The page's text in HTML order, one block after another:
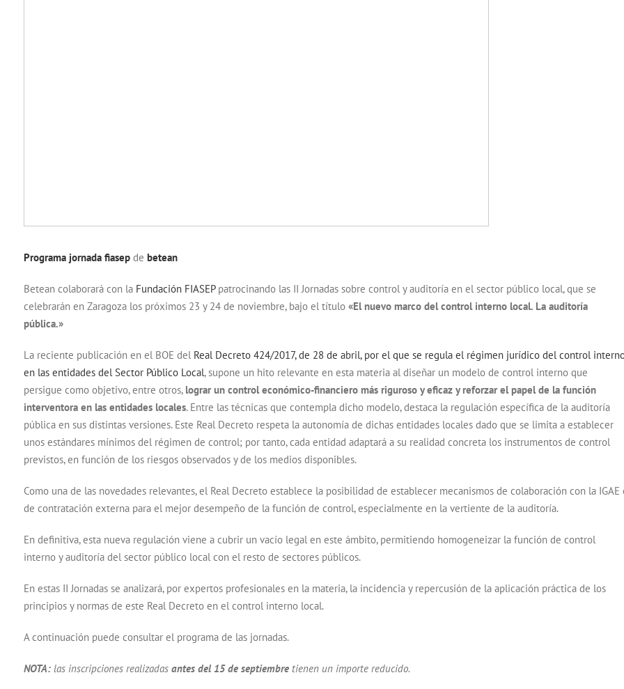
Programa jornada fiasep de betean
Betean colaborará con la Fundación FIASEPpatrocinando las II Jornadas sobre control y auditoría en el sector público local, que se
celebrarán en Zaragoza los próximos 23 y 24 de noviembre, bajo el título «El nuevo marco del control interno local. La auditoría
pública.»
La reciente publicación en el BOE del Real Decreto 424/2017, de 28 de abril, por el que se regula el régimen jurídico del control
en las entidades del Sector Público Local, supone un hito relevante en esta materia al diseñar un modelo de control interno que
persigue como objetivo, entre otros, lograr un control económico-financiero más riguroso y eficaz y reforzar el papel de la función
interventora en las entidades locales. Entre las técnicas que contempla dicho modelo, destaca la regulación específica de la auditoría
pública en sus distintas versiones. Este Real Decreto respeta la autonomía de dichas entidades locales dado que se limita a establecer
unos estándares mínimos del régimen de control; por tanto, cada entidad adaptará a su realidad concreta los instrumentos de control
previstos, en función de los riesgos observados y de los medios disponibles.
Como una de las novedades relevantes, el Real Decreto establece la posibilidad de establecer mecanismos de colaboración con la IGAE
de contratación externa para el mejor desempeño de la función de control, especialmente en la vertiente de la auditoría.
En definitiva, esta nueva regulación viene a cubrir un vacío legal en este ámbito, permitiendo homogeneizar la función de control
interno y auditoría del sector público local con el resto de sectores públicos.
En estas II Jornadas se analizará, por expertos profesionales en la materia, la incidencia y repercusión de la aplicación práctica de los
principios y normas de este Real Decreto en el control interno local.
A continuación puede consultar el programa de las jornadas.
NOTA: las inscripciones realizadas antes del 15 de septiembretienen un importe reducido.